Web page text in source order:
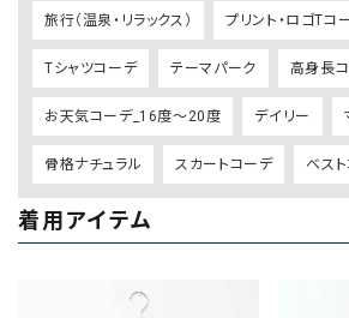
旅行（温泉・リラックス） プリント・ロゴTコ
Tシャツコーデ テーマパーク 高身長
お天気コーデ_16度～20度 デイリー
骨格ナチュラル スカートコーデ ベス
着用アイテム